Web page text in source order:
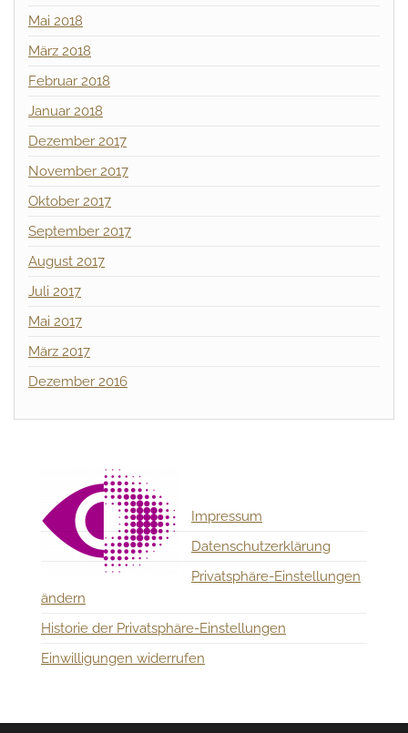
Mai 2018
März 2018
Februar 2018
Januar 2018
Dezember 2017
November 2017
Oktober 2017
September 2017
August 2017
Juli 2017
Mai 2017
März 2017
Dezember 2016
Impressum
Datenschutzerklärung
Privatsphäre-Einstellungen
ändern
Historie der Privatsphäre-Einstellungen
Einwilligungen widerrufen